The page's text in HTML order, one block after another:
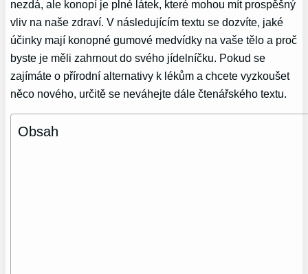
nezdá, ale konopí je plné látek, které mohou mít prospěšný
vliv na naše zdraví. V následujícím textu se dozvíte, jaké
účinky mají konopné gumové medvídky na vaše tělo a proč
byste je měli zahrnout do svého jídelníčku. Pokud se
zajímáte o přírodní alternativy k lékům a chcete vyzkoušet
něco nového, určitě se neváhejte dále čtenářského textu.
Obsah